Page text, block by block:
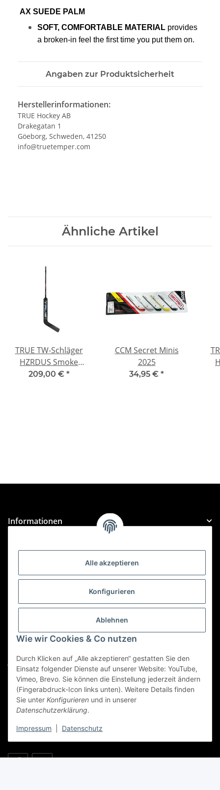
Alle akzeptieren
Konfigurieren
Ablehnen
Wie wir Cookies & Co nutzen
Durch Klicken auf „Alle akzeptieren“ gestatten Sie den
Einsatz folgender Dienste auf unserer Website: YouTube,
Vimeo, Brevo. Sie können die Einstellung jederzeit ändern
(Fingerabdruck-Icon links unten). Weitere Details finden
Sie unter Konfigurieren und in unserer
Datenschutzerklärung.
Impressum Datenschutz
AX SUEDE PALM
SOFT, COMFORTABLE MATERIAL provides
a broken-in feel the first time you put them on.
Angaben zur Produktsicherheit
Herstellerinformationen:
TRUE Hockey AB
Drakegatan 1
Göeborg, Schweden, 41250
info@truetemper.com
Ähnliche Artikel
TRUE TW-Schläger
HZRDUS Smoke
Intermediate
209,00 € *
CCM Secret Minis
2025
34,95 € *
Informationen
Gesetzliche Informationen
Kategorien
Für Custom Anfragen und Custom Bestellungen auch
custom@htr-shop.com
jersey@htr-shop.com
Für Teamwear Anfragen und Bestellungen
teamwear@htr-shop.com
Für Reklamationen und Retouren
reklamation@htr-shop.com